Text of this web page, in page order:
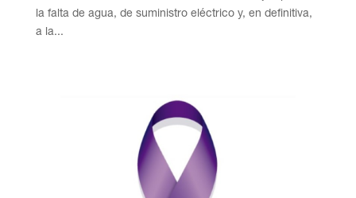
la falta de agua, de suministro eléctrico y, en definitiva,
a la...